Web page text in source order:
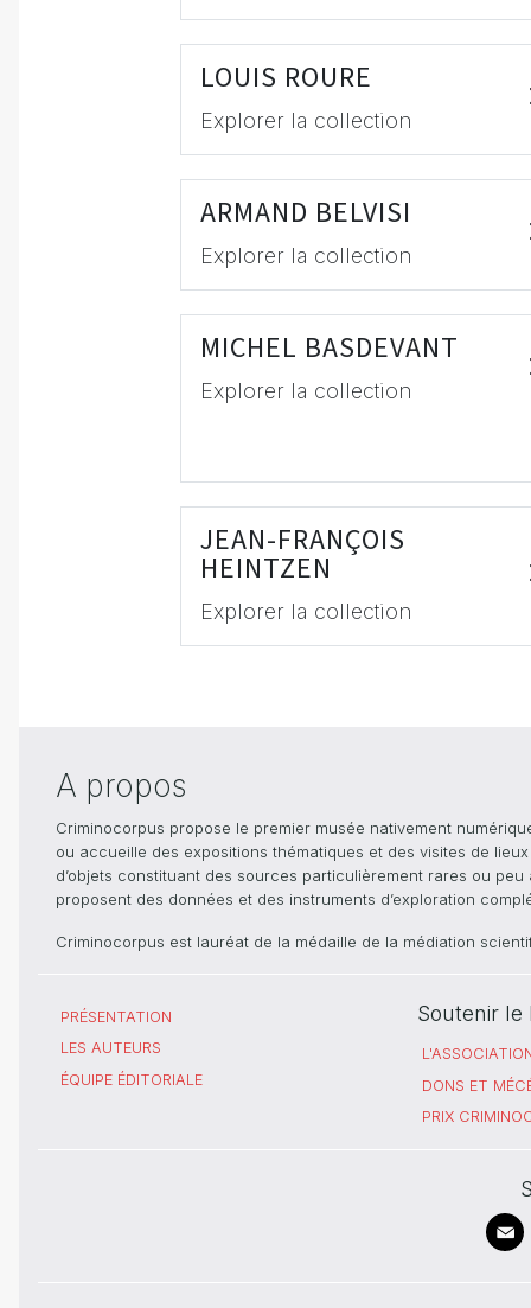
LOUIS ROURE
Explorer la collection
ARMAND BELVISI
Explorer la collection
MICHEL BASDEVANT
Explorer la collection
JEAN-FRANÇOIS
HEINTZEN
Explorer la collection
A propos
Criminocorpus propose le premier musée nativement
ou accueille des expositions thématiques et des visites de
d’objets constituant des sources particulièrement rares ou
proposent des données et des instruments d’exploration
Criminocorpus est lauréat de la médaille de la médiation
PRÉSENTATION
LES AUTEURS
ÉQUIPE ÉDITORIALE
Soutenir le
DONS ET
PRIX